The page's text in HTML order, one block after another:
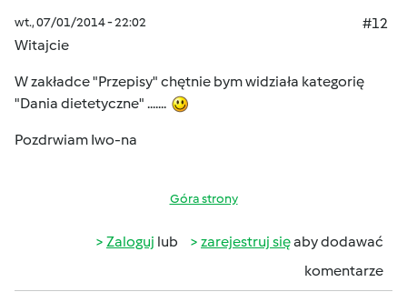
wt., 07/01/2014 - 22:02
#12
Witajcie
W zakładce "Przepisy" chętnie bym widziała kategorię
"Dania dietetyczne" .......
Pozdrwiam Iwo-na
Góra strony
Zaloguj lub zarejestruj sięaby dodawać
komentarze